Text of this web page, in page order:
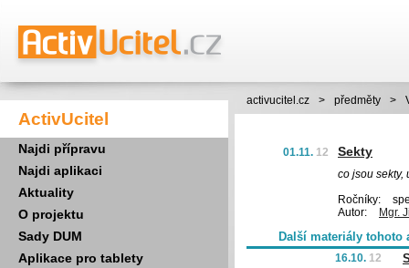
ActivUcitel
Najdi přípravu
Najdi aplikaci
Aktuality
O projektu
Sady DUM
Aplikace pro tablety
activucitel.cz > předměty >
01.11. 12 Sekty
co jsou sekty,
Ročníky:
Autor:
Mgr.
Další materiály tohoto
16.10. 12